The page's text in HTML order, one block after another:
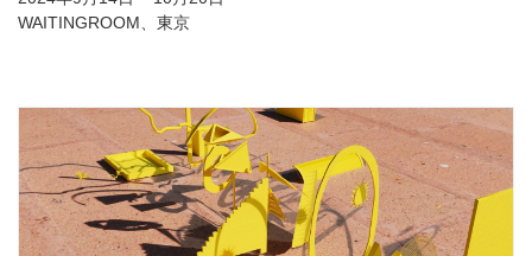
WAITINGROOM、東京